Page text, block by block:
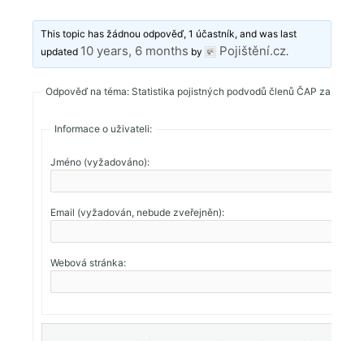
This topic has žádnou odpověď, 1 účastník, and was last
updated 10 years, 6 months by Pojištění.cz.
Odpověď na téma: Statistika pojistných podvodů členů ČAP za rok
Informace o uživateli:
Jméno (vyžadováno):
Email (vyžadován, nebude zveřejněn):
Webová stránka: